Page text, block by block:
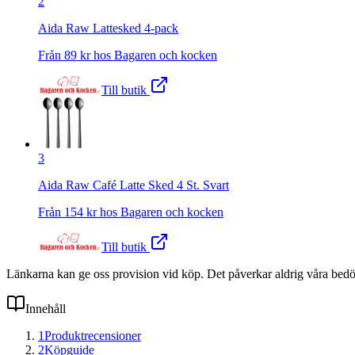
Aida Raw Lattesked 4-pack
Från 89 kr hos Bagaren och kocken
Till butik
3
Aida Raw Café Latte Sked 4 St. Svart
Från 154 kr hos Bagaren och kocken
Till butik
Länkarna kan ge oss provision vid köp. Det påverkar aldrig våra
Innehåll
1Produktrecensioner
2Köpguide